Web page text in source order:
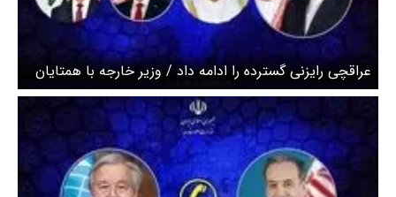
عراقچی رایزنی گسترده را ادامه داد / وزیر خارجه با همتایان
قطری، عراقی و ترکیه‌ای گفتگو کرد